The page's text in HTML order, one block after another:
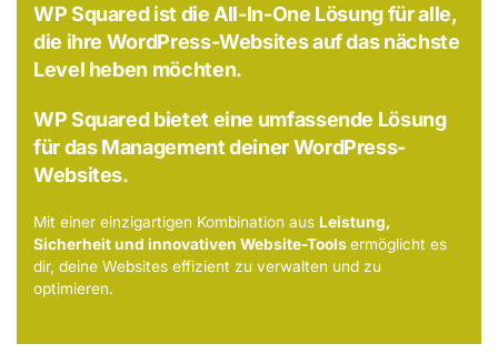
WP Squared ist die All-In-One Lösung für alle,
die ihre WordPress-Websites auf das nächste
Level heben möchten.
WP Squared bietet eine umfassende Lösung
für das Management deiner WordPress-
Websites.
Mit einer einzigartigen Kombination aus Leistung,
Sicherheit und innovativen Website-Toolsermöglicht es
dir, deine Websites effizient zu verwalten und zu
optimieren.